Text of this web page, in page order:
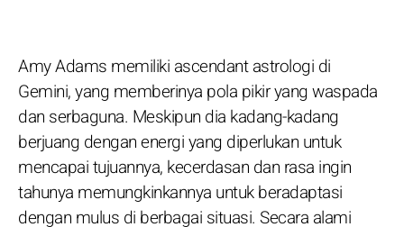
Amy Adams memiliki ascendant astrologi di
Gemini, yang memberinya pola pikir yang waspada
dan serbaguna. Meskipun dia kadang-kadang
berjuang dengan energi yang diperlukan untuk
mencapai tujuannya, kecerdasan dan rasa ingin
tahunya memungkinkannya untuk beradaptasi
dengan mulus di berbagai situasi. Secara alami